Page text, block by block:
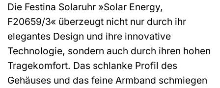
Die Festina Solaruhr »Solar Energy,
F20659/3« überzeugt nicht nur durch ihr
elegantes Design und ihre innovative
Technologie, sondern auch durch ihren hohen
Tragekomfort. Das schlanke Profil des
Gehäuses und das feine Armband schmiegen